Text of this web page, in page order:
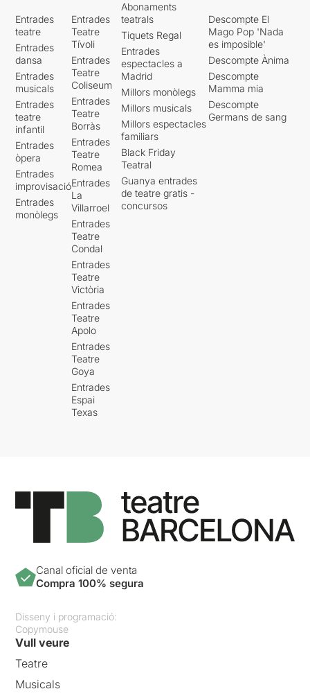
Entrades
teatre
Entrades
dansa
Entrades
musicals
Entrades
teatre
infantil
Entrades
òpera
Entrades
improvisació
Entrades
monòlegs
Entrades
Teatre
Tívoli
Entrades
Teatre
Coliseum
Entrades
Teatre
Borràs
Entrades
Teatre
Romea
Entrades
La
Villarroel
Entrades
Teatre
Condal
Entrades
Teatre
Victòria
Entrades
Teatre
Apolo
Entrades
Teatre
Goya
Entrades
Espai
Texas
Abonaments
teatrals
Tiquets Regal
Entrades
espectacles a
Madrid
Millors monòlegs
Millors musicals
Millors espectacles
familiars
Black Friday
Teatral
Guanya entrades
de teatre gratis -
concursos
Descompte El
Mago Pop 'Nada
es imposible'
Descompte Ànima
Descompte
Mamma mia
Descompte
Germans de sang
Canal oficial de venta
Compra 100% segura
Disseny i programació:
Copymouse
Vull veure
Teatre
Musicals